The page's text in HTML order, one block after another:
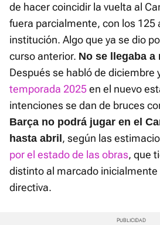
de hacer coincidir la vuelta al
fuera parcialmente, con los 125
institución. Algo que ya se dio
curso anterior. No se llegaba a
Después se habló de diciembre
temporada 2025en el nuevo
intenciones se dan de bruces
Barça no podrá jugar en el
hasta abril , según las
por el estado de las obras, que
distinto al marcado inicialmente
directiva.